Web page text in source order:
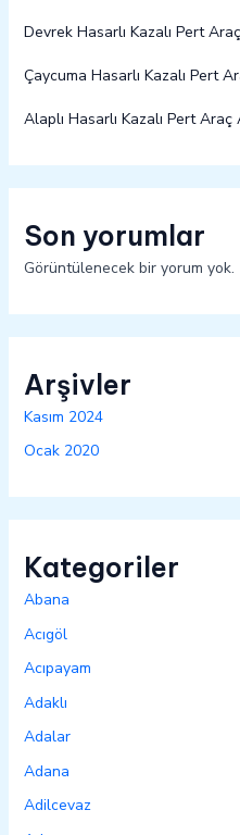
Devrek Hasarlı Kazalı Pert
Çaycuma Hasarlı Kazalı Pert
Alaplı Hasarlı Kazalı Pert
Son yorumlar
Görüntülenecek bir yorum yok.
Arşivler
Kasım 2024
Ocak 2020
Kategoriler
Abana
Acıgöl
Acıpayam
Adaklı
Adalar
Adana
Adilcevaz